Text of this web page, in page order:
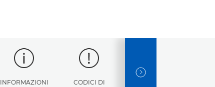
INFORMAZIONI
CODICI DI
NEXT SLIDE